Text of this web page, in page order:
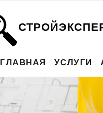
ГЛАВНАЯ УСЛУГИ